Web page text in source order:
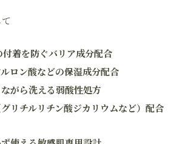
着を防ぐバリア成分配合
ロン酸などの保湿成分配合
がら洗える弱酸性処方
リチルリチン酸ジカリウムなど）配合